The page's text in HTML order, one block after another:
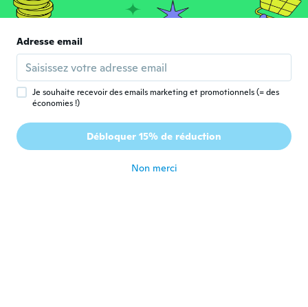
A Andrea
Inscrit depuis 2020 · 40 avis · 3 chargements
il y a 3 ans
Sheridan
Inscrit depuis 2020 · 48 avis · 4 chargements
Beautiful
il y a 3 ans
Adresse email
Je souhaite recevoir des emails marketing et promotionnels (= des
économies !)
Débloquer 15% de réduction
Non merci